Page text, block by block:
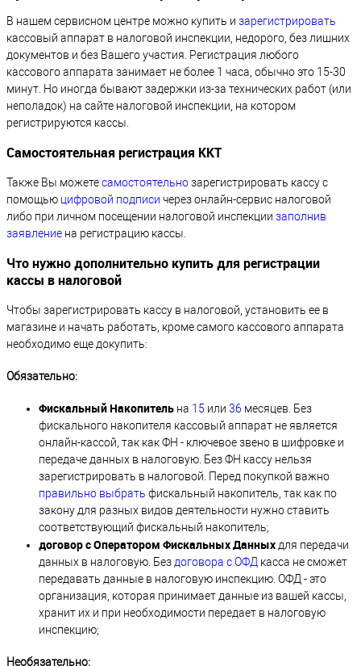
В нашем сервисном центре можно купить и зарегистрировать
кассовый аппарат в налоговой инспекции, недорого, без лишних
документов и без Вашего участия. Регистрация любого
кассового аппарата занимает не более 1 часа, обычно это 15-30
минут. Но иногда бывают задержки из-за технических работ (или
неполадок) на сайте налоговой инспекции, на котором
регистрируются кассы.
Самостоятельная регистрация ККТ
Также Вы можетесамостоятельнозарегистрировать кассу с
помощью цифровой подписи через онлайн-сервис налоговой
либо при личном посещении налоговой инспекции заполнив
заявление на регистрацию кассы.
Что нужно дополнительно купить для регистрации
кассы в налоговой
Чтобы зарегистрировать кассу в налоговой, установить ее в
магазине и начать работать, кроме самого кассового аппарата
необходимо еще докупить:
Обязательно:
Фискальный Накопитель на 15 или 36 месяцев. Без
фискального накопителя кассовый аппарат не является
онлайн-кассой, так как ФН - ключевое звено в шифровке и
передаче данных в налоговую. Без ФН кассу нельзя
зарегистрировать в налоговой. Перед покупкой важно
правильно выбрать фискальный накопитель, так как по
закону для разных видов деятельности нужно ставить
соответствующий фискальный накопитель;
договор с Оператором Фискальных Данных для передачи
данных в налоговую. Без договора с ОФД касса не сможет
передавать данные в налоговую инспекцию. ОФД - это
организация, которая принимает данные из вашей кассы,
хранит их и при необходимости передает в налоговую
инспекцию;
Необязательно: